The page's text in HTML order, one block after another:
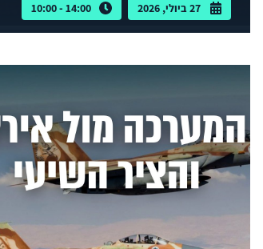
27 ביולי, 2026 14:00 - 10:00